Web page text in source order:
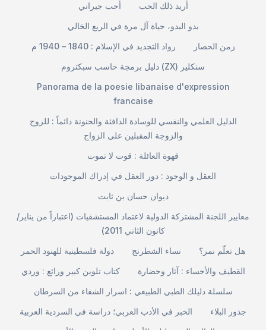
أحب جيراني
أريد ذلك الحب
بدو البدو، حياة آل مرة في الربع الخالي
رواد التجديد في الإسلام : 1840 – 1940 م
زمن الحصار
دليل برمجة حاسب سبكتروم (ZX) سنكلير
Panorama de la poesie libanaise d'expression
francaise
الدليل العلمي والنفسي للوسادة الدافئة والحنونة دائماً : للزوج
والزوجة المقبلين على الزواج
قهوة العائلة : قوت لا تموت
العقل و الوجود : دور العقل في إدراك الموجودات
ديوان حسان بن ثابت
معايير اللجنة المشتركة الدولية لاعتماد المستشفيات (اعتباراً من يناير/
كانون الثاني 2011)
دولة فلسطينية للهنود الحمر
نساء الشطرنج
هل تعلّم نمر؟
كتاب تلوين كبير ورائع : وردي
القطيف والأحساء : آثار وحضارة
سلسلة دليلك الطبي الطبيعي : اسرار الشفاء من السرطان
الخبر في الأدب العربي؛ دراسة في السردية العربية
جذور البلاء